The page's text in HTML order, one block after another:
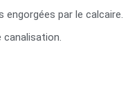
par le calcaire.